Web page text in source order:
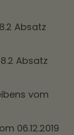
Absatz
Absatz
vom
06.12.2019